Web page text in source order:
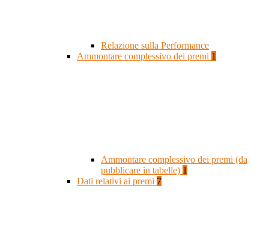
Relazione sulla Performance
Ammontare complessivo dei premi 1
Ammontare complessivo dei premi (da
pubblicare in tabelle) 1
Dati relativi ai premi 7